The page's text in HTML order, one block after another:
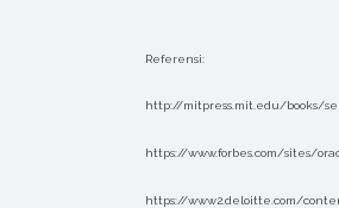
Referensi:
http://mitpress.mit.edu/books/
https://www.forbes.com/sites/
https://www2.deloitte.com/